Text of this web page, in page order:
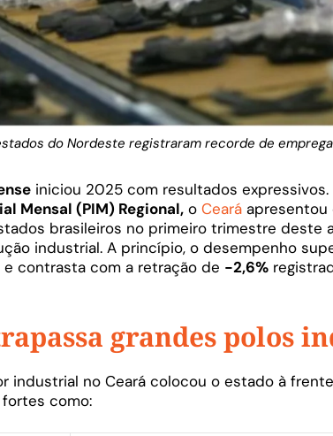
do Nordeste registraram recorde de
iniciou 2025 com resultados
Mensal (PIM) Regional, o Ceará apresentou
brasileiros no primeiro trimestre deste
industrial. A princípio, o desempenho
e contrasta com a retração de -2,6%
grandes polos
industrial no Ceará colocou o estado à
como: